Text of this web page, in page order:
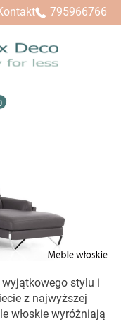
795966766
wyjątkowego stylu i
z najwyższej
włoskie wyróżniają